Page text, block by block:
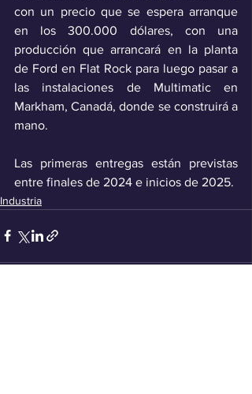
con un precio que se espera arranque
en los 300.000 dólares, con una
producción que arrancará en la planta
de Ford en Flat Rock para luego pasar a
las instalaciones de Multimatic en
Markham, Canadá, donde se construirá a
mano.
Las primeras entregas están previstas
entre finales de 2024 e inicios de 2025.
Industria